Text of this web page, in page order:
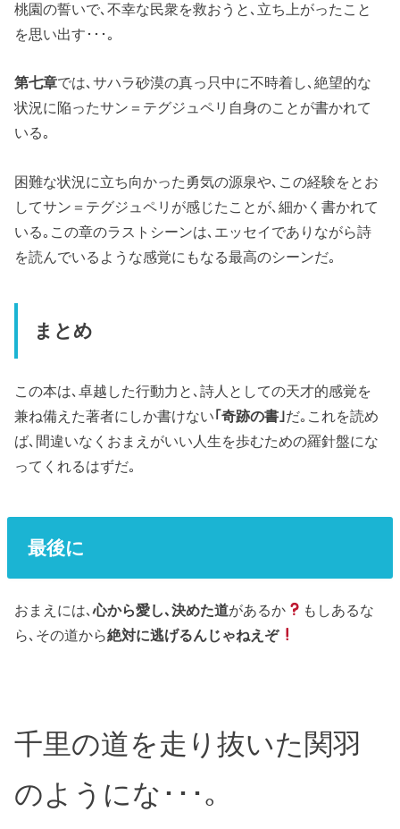
桃園の誓いで､不幸な民衆を救おうと､立ち上がったこと
を思い出す･･･｡
第七章では､サハラ砂漠の真っ只中に不時着し､絶望的な
状況に陥ったサン＝テグジュペリ自身のことが書かれて
いる｡
困難な状況に立ち向かった勇気の源泉や､この経験をとお
してサン＝テグジュペリが感じたことが､細かく書かれて
いる｡この章のラストシーンは､エッセイでありながら詩
を読んでいるような感覚にもなる最高のシーンだ｡
まとめ
この本は､卓越した行動力と､詩人としての天才的感覚を
兼ね備えた著者にしか書けない｢奇跡の書｣だ｡これを読め
ば､間違いなくおまえがいい人生を歩むための羅針盤にな
ってくれるはずだ｡
最後に
おまえには､心から愛し､決めた道があるか
もしあるな
ら､その道から絶対に逃げるんじゃねえぞ
千里の道を走り抜いた関羽
のようにな･･･｡